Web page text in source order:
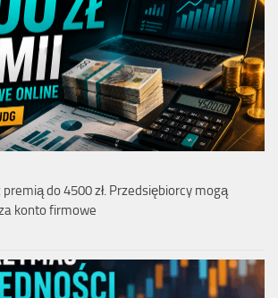
do 4500 zł. Przedsiębiorcy mogą
konto firmowe